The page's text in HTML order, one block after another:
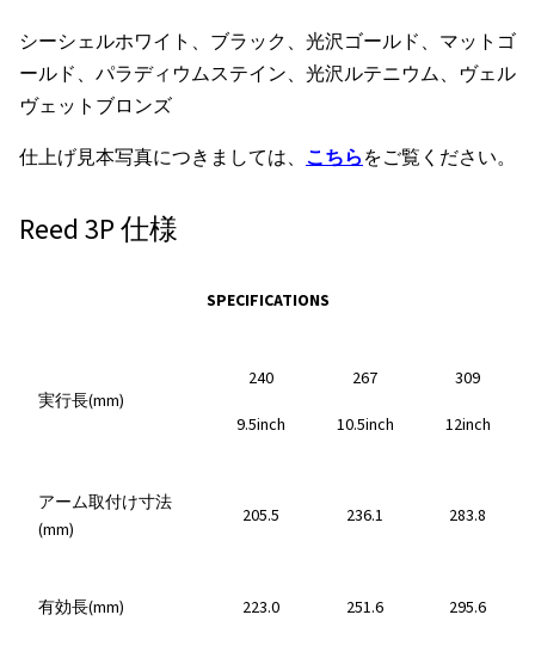
シーシェルホワイト、ブラック、光沢ゴールド、マットゴ
ールド、パラディウムステイン、光沢ルテニウム、ヴェル
ヴェットブロンズ
仕上げ見本写真につきましては、 こちらをご覧ください。
Reed 3P 仕様
SPECIFICATIONS
実行長(mm)
240
9.5inch
267
10.5inch
309
12inch
アーム取付け寸法
(mm)
205.5 236.1 283.8
有効長(mm) 223.0 251.6 295.6